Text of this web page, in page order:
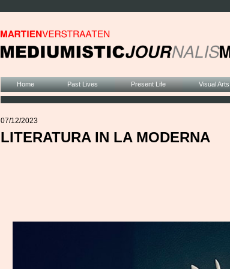
Home Past Lives Present Life Visual Arts
07/12/2023
LITERATURA IN LA MODERNA